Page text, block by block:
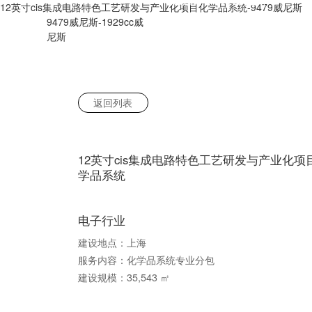
12英寸cis集成电路特色工艺研发与产业化项目化学品系统-9479威尼斯
9479威尼斯-1929cc威
尼斯
返回列表
12英寸cis集成电路特色工艺研发与产业化项
学品系统
电子行业
建设地点：上海
服务内容：化学品系统专业分包
建设规模：35,543 ㎡